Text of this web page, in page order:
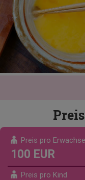
Preis pro
100 EUR
Preis pro Kind